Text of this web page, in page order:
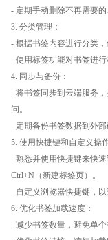
- 定期手动删除不再需要的
3. 分类管理：
- 根据书签内容进行分类
- 使用标签功能对书签进
4. 同步与备份：
- 将书签同步到云端服务
问。
- 定期备份书签数据到外
5. 使用快捷键和自定义操
- 熟悉并使用快捷键来快
Ctrl+N（新建标签页）。
- 自定义浏览器快捷键，以
6. 优化书签加载速度：
- 减少书签数量，避免单